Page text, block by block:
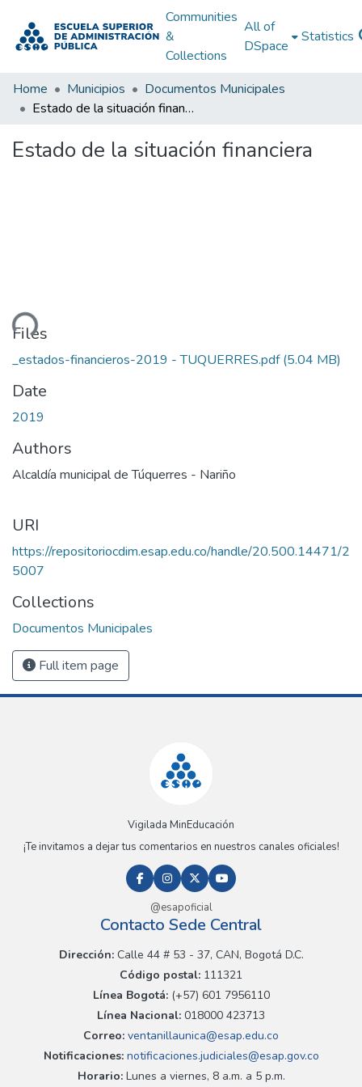
Communities
&
Collections
All of
DSpace
Statistics
Home Municipios
Documentos Municipales
Estado de la situación financiera
Estado de la situación financiera
Files
_estados-financieros-2019 - TUQUERRES.pdf(5.04 MB)
Date
2019
Authors
Alcaldía municipal de Túquerres - Nariño
URI
https://repositoriocdim.esap.edu.co/handle/20.500.14471/2
5007
Collections
Documentos Municipales
Full item page
Vigilada MinEducación
¡Te invitamos a dejar tus comentarios en nuestros canales oficiales!
@esapoficial
Contacto Sede Central
Dirección:Calle 44 # 53 - 37, CAN, Bogotá D.C.
Código postal: 111321
Línea Bogotá:(+57) 601 7956110
Línea Nacional: 018000 423713
Correo: ventanillaunica@esap.edu.co
Notificaciones:notificaciones.judiciales@esap.gov.co
Horario:Lunes a viernes, 8 a.m. a 5 p.m.